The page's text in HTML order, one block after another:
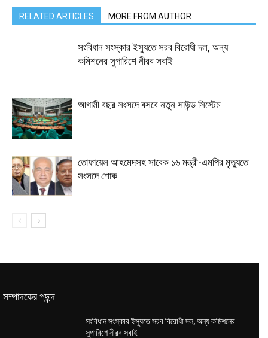
RELATED ARTICLES MORE FROM AUTHOR
সংবিধান সংস্কার ইস্যুতে সরব বিরোধী দল, অন্য
কমিশনের সুপারিশে নীরব সবাই
আগামী বছর সংসদে বসবে নতুন সাউন্ড সিস্টেম
তোফায়েল আহমেদসহ সাবেক ১৬ মন্ত্রী-এমপির মৃত্যুতে
সংসদে শোক
সম্পাদকের পছন্দ
সংবিধান সংস্কার ইস্যুতে সরব বিরোধী দল, অন্য কমিশনের
সুপারিশে নীরব সবাই